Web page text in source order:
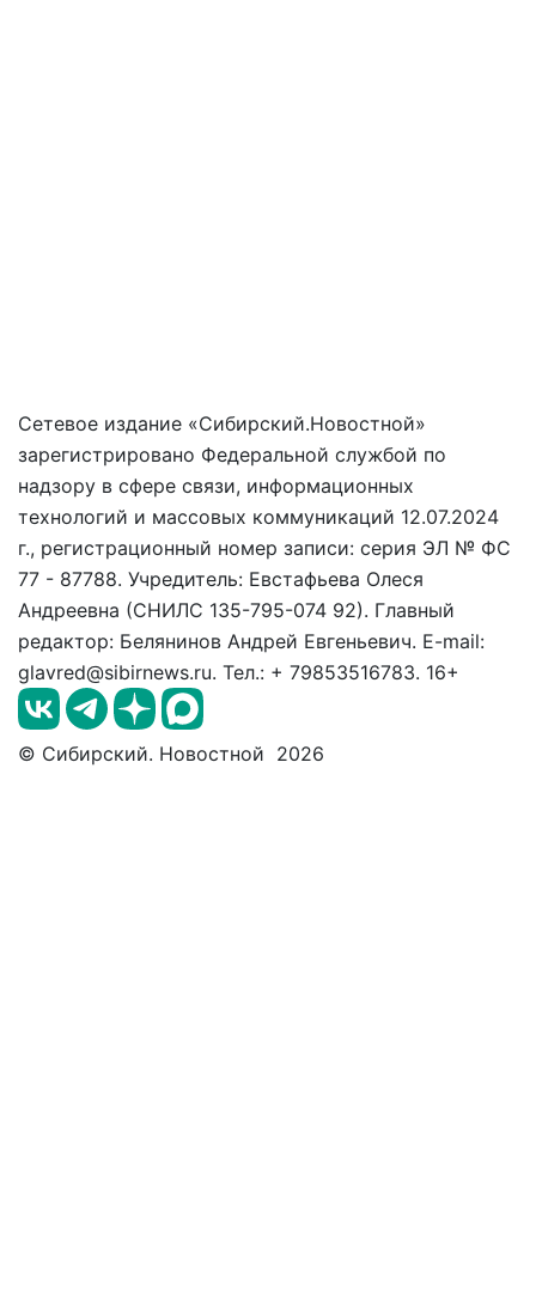
Сетевое издание «Сибирский.Новостной»
зарегистрировано Федеральной службой по
надзору в сфере связи, информационных
технологий и массовых коммуникаций 12.07.2024
г., регистрационный номер записи: серия ЭЛ № ФС
77 - 87788. Учредитель: Евстафьева Олеся
Андреевна (СНИЛС 135-795-074 92). Главный
редактор: Белянинов Андрей Евгеньевич. E-mail:
glavred@sibirnews.ru. Тел.: + 79853516783. 16+
© Сибирский. Новостной 2026